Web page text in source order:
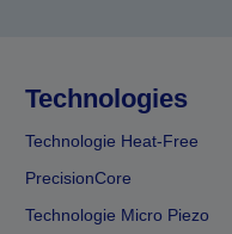
Technologies
Technologie Heat-Free
PrecisionCore
Technologie Micro Piezo